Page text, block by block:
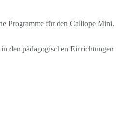
Programme für den Calliope Mini.
den pädagogischen Einrichtungen